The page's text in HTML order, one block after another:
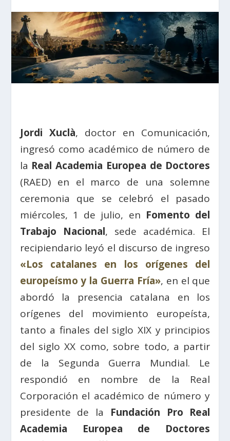
Jordi Xuclà, doctor en Comunicación,
ingresó como académico de número de
la Real Academia Europea de Doctores
(RAED) en el marco de una solemne
ceremonia que se celebró el pasado
miércoles, 1 de julio, en Fomento del
Trabajo Nacional, sede académica. El
recipiendario leyó el discurso de ingreso
«Los catalanes en los orígenes del
europeísmo y la Guerra Fría», en el que
abordó la presencia catalana en los
orígenes del movimiento europeísta,
tanto a finales del siglo XIX y principios
del siglo XX como, sobre todo, a partir
de la Segunda Guerra Mundial. Le
respondió en nombre de la Real
Corporación el académico de número y
presidente de la Fundación Pro Real
Academia Europea de Doctores